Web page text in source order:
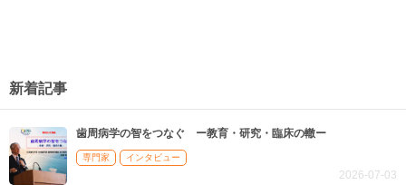
新着記事
歯周病学の智をつなぐ ー教育・研究・臨床の轍ー
専門家 インタビュー
2026-07-03